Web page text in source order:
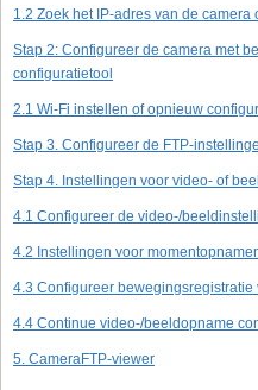
1.2 Zoek het IP-adres van de camera
Stap 2: Configureer de camera met
configuratietool
2.1 Wi-Fi instellen of opnieuw
Stap 3. Configureer de FTP-
Stap 4. Instellingen voor video- of
4.1 Configureer de video-/
4.2 Instellingen voor
4.3 Configureer
4.4 Continue video-/beeldopname
5. CameraFTP-viewer